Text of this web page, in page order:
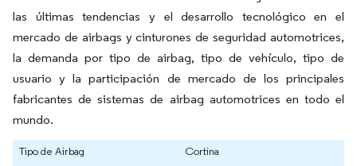
las últimas tendencias y el desarrollo tecnológico en el
mercado de airbags y cinturones de seguridad automotrices,
la demanda por tipo de airbag, tipo de vehículo, tipo de
usuario y la participación de mercado de los principales
fabricantes de sistemas de airbag automotrices en todo el
mundo.
Tipo de Airbag
Cortina